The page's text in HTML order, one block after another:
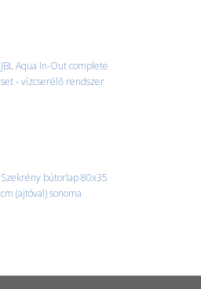
JBL Aqua In-Out complete
set - vízcserélő rendszer
Szekrény bútorlap 80x35
cm (ajtóval) sonoma